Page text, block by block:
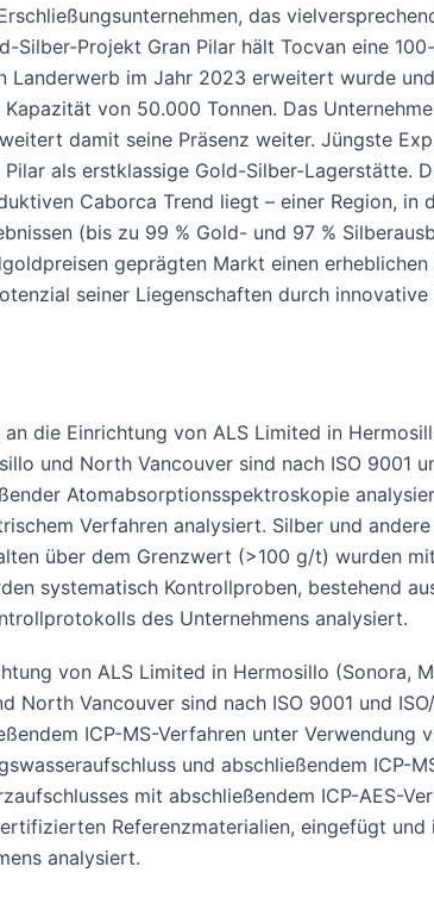
das
Projekt Gran Pilar hält Tocvan eine
Landerwerb im Jahr 2023 erweitert wurde
von 50.000 Tonnen. Das
damit seine Präsenz weiter. Jüngste
als erstklassige Gold-Silber-Lagerstätte.
Caborca Trend liegt – einer Region,
(bis zu 99 % Gold- und 97 %
geprägten Markt einen
seiner Liegenschaften durch
die Einrichtung von ALS Limited in
und North Vancouver sind nach ISO 9001
Atomabsorptionsspektroskopie
Verfahren analysiert. Silber und
über dem Grenzwert (>100 g/t) wurden
systematisch Kontrollproben, bestehend
des Unternehmens analysiert.
von ALS Limited in Hermosillo (Sonora,
North Vancouver sind nach ISO 9001 und
ICP-MS-Verfahren unter
und abschließendem ICP-
mit abschließendem ICP-AES-
Referenzmaterialien, eingefügt und
analysiert.